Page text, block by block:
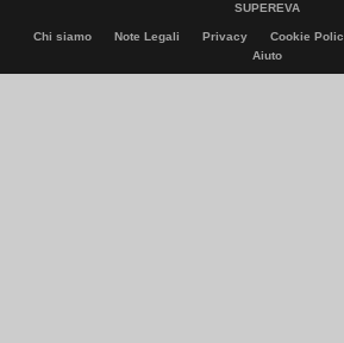
SUPEREVA
Chi siamo Note Legali Privacy Cookie
Aiuto